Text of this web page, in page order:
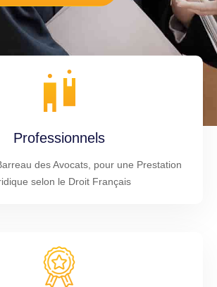
Professionnels
des Avocats, pour une Prestation
selon le Droit Français